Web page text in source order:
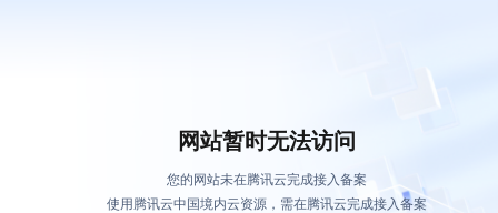
网站暂时无法访问
您的网站未在腾讯云完成接入备案
使用腾讯云中国境内云资源，需在腾讯云完成接入备案